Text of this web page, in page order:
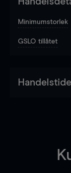
Minimumstorlek
GSLO tillåtet